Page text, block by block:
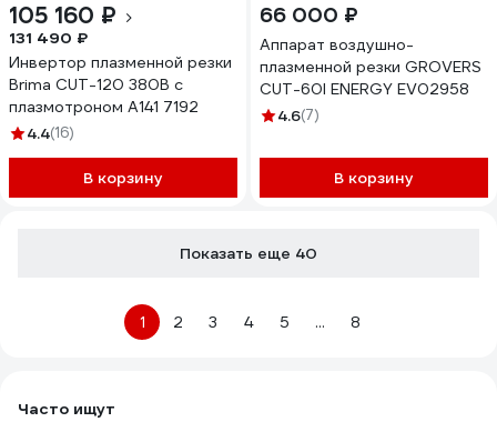
105 160 ₽
131 490 ₽
Инвертор плазменной резки
Brima CUT-120 380В с
плазмотроном А141 7192
4.4(16)
В корзину
66 000 ₽
Аппарат воздушно-
плазменной резки GROVERS
CUT-60I ENERGY EV02958
4.6(7)
В корзину
Показать еще 40
1 2 3 4 5 ... 8
Часто ищут